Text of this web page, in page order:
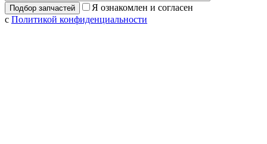
Я ознакомлен и согласен
с Политикой конфиденциальности